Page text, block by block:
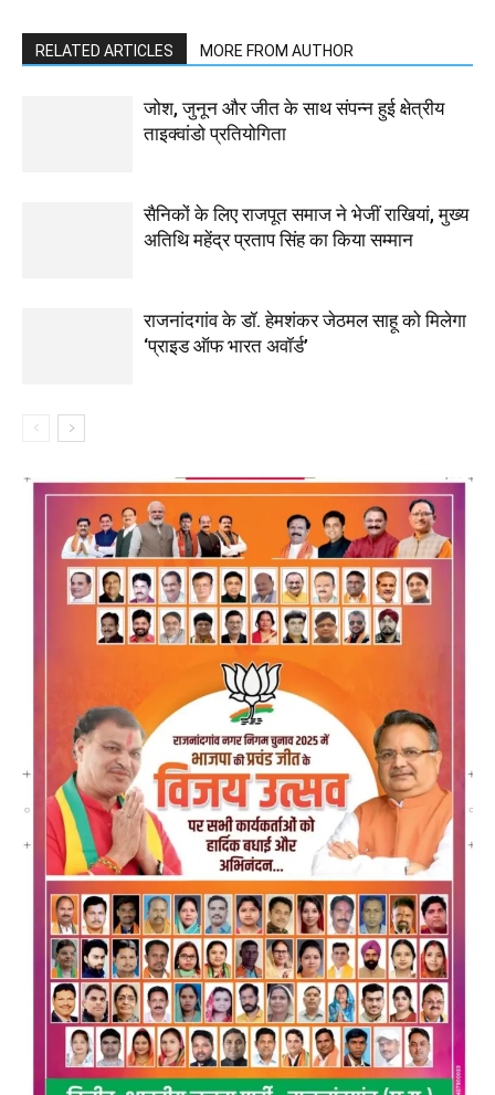
RELATED ARTICLES MORE FROM AUTHOR
जोश, जुनून और जीत के साथ संपन्न हुई क्षेत्रीय
ताइक्वांडो प्रतियोगिता
सैनिकों के लिए राजपूत समाज ने भेजीं राखियां, मुख्य
अतिथि महेंद्र प्रताप सिंह का किया सम्मान
राजनांदगांव के डॉ. हेमशंकर जेठमल साहू को मिलेगा
‘प्राइड ऑफ भारत अवॉर्ड’